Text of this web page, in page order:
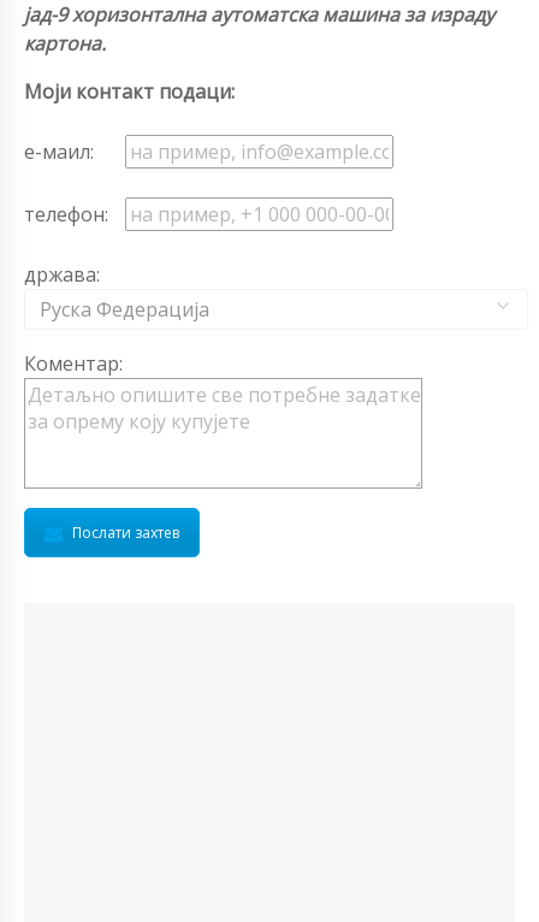
јад-9 хоризонтална аутоматска машина за израду
картона.
Моји контакт подаци:
е-маил:
телефон:
држава:
Руска Федерација
Коментар:
Послати захтев